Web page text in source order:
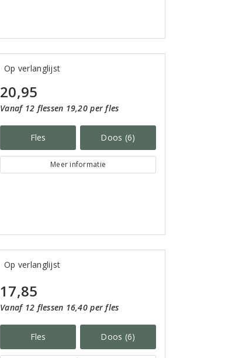
Op verlanglijst
20,95
Vanaf 12 flessen 19,20 per fles
Fles Doos (6)
Meer informatie
Op verlanglijst
17,85
Vanaf 12 flessen 16,40 per fles
Fles Doos (6)